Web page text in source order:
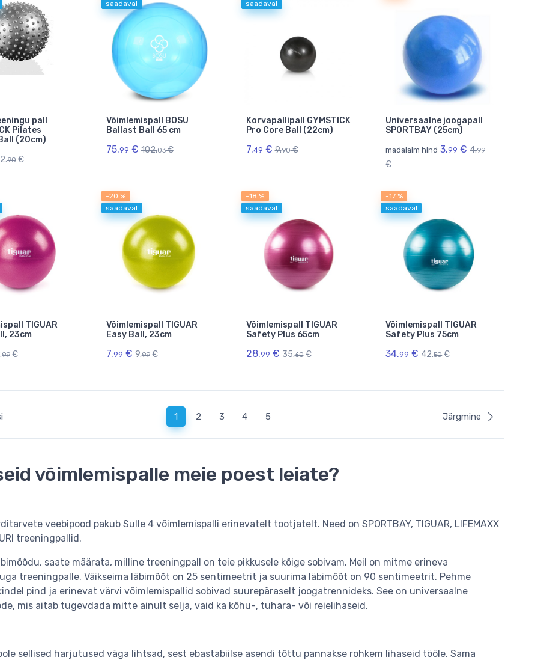
pall
Pilates
(20cm)
90€
saadaval
Võimlemispall BOSU
Ballast Ball 65 cm
75.99 €102.03€
saadaval
Korvapallipall GYMSTICK
Pro Core Ball (22cm)
7.49 €9.90€
Universaalne joogapall
SPORTBAY (25cm)
madalaim hind 3.99 €4.99
€
TIGUAR
23cm
99€
-20 %
saadaval
Võimlemispall TIGUAR
Easy Ball, 23cm
7.99 €9.99€
-18 %
saadaval
Võimlemispall TIGUAR
Safety Plus 65cm
28.99 €35.60€
-17 %
saadaval
Võimlemispall TIGUAR
Safety Plus 75cm
34.99 €42.50€
1(current)
2 3 4 5 Järgmine
võimlemispalle meie poest leiate?
veebipood pakub Sulle 4 võimlemispalli erinevatelt tootjatelt. Need on SPORTBAY, TIGUAR, LIFEMAXX
treeningpallid.
saate määrata, milline treeningpall on teie pikkusele kõige sobivam. Meil on mitme erineva
treeningpalle. Väikseima läbimõõt on 25 sentimeetrit ja suurima läbimõõt on 90 sentimeetrit. Pehme
pind ja erinevat värvi võimlemispallid sobivad suurepäraselt joogatrennideks. See on universaalne
mis aitab tugevdada mitte ainult selja, vaid ka kõhu-, tuhara- või reielihaseid.
sellised harjutused väga lihtsad, sest ebastabiilse asendi tõttu pannakse rohkem lihaseid tööle. Sama